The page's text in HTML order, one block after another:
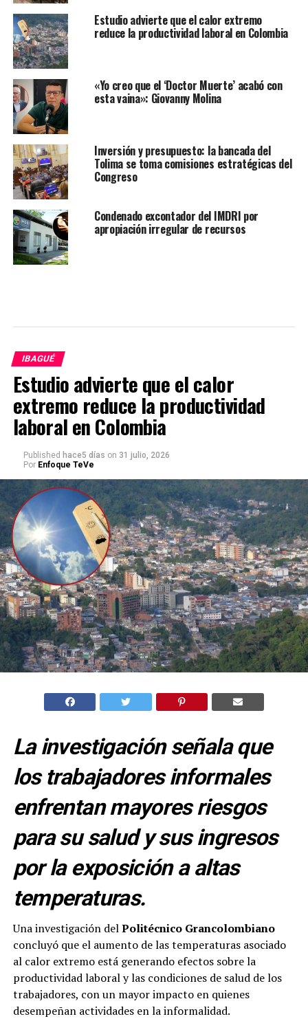
Estudio advierte que el calor extremo
reduce la productividad laboral en Colombia
«Yo creo que el ‘Doctor Muerte’ acabó con
esta vaina»: Giovanny Molina
Inversión y presupuesto: la bancada del
Tolima se toma comisiones estratégicas del
Congreso
Condenado excontador del IMDRI por
apropiación irregular de recursos
IBAGUÉ
Estudio advierte que el calor
extremo reduce la productividad
laboral en Colombia
Published hace5 días on 31 julio, 2026
Por Enfoque TeVe
La investigación señala que
los trabajadores informales
enfrentan mayores riesgos
para su salud y sus ingresos
por la exposición a altas
temperaturas.
Una investigación delPolitécnico Grancolombiano
concluyó que el aumento de las temperaturas asociado
al calor extremo está generando efectos sobre la
productividad laboral y las condiciones de salud de los
trabajadores, con un mayor impacto en quienes
desempeñan actividades en la informalidad.